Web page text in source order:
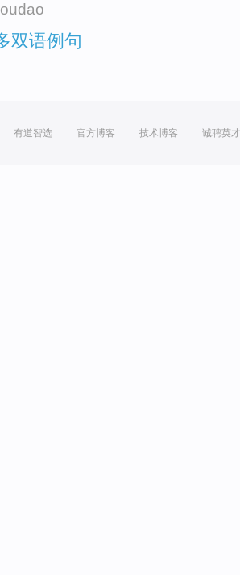
双语例句
有道智选 官方博客 技术博客 诚聘英才